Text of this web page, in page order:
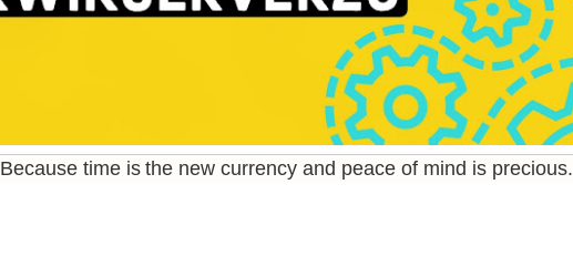
Because time is the new currency and peace of mind is precious.